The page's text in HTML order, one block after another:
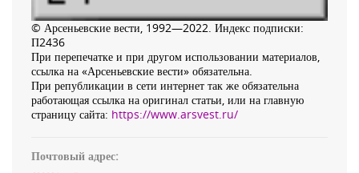
© Арсеньевские вести, 1992—2022. Индекс подписки:
П2436
При перепечатке и при другом использовании материалов,
ссылка на «Арсеньевские вести» обязательна.
При републикации в сети интернет так же обязательна
работающая ссылка на оригинал статьи, или на главную
страницу сайта: https://www.arsvest.ru/
Почтовый адрес: